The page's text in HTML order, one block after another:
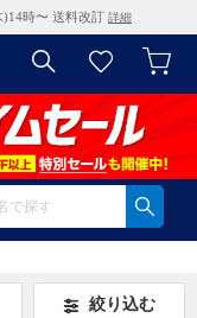
)14時〜 送料改訂 詳細
絞り込む